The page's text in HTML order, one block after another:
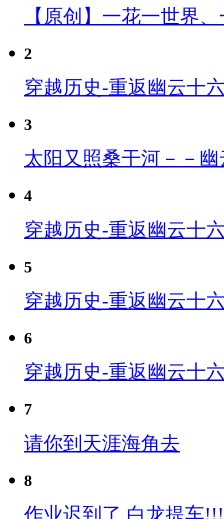
【原创】一花一世界
2
穿越历史-重返幽云十
3
太阳又照桑干河－－
4
穿越历史-重返幽云十
5
穿越历史-重返幽云十
6
穿越历史-重返幽云十
7
请你到天涯海角去
8
作业迟到了 白龙提车